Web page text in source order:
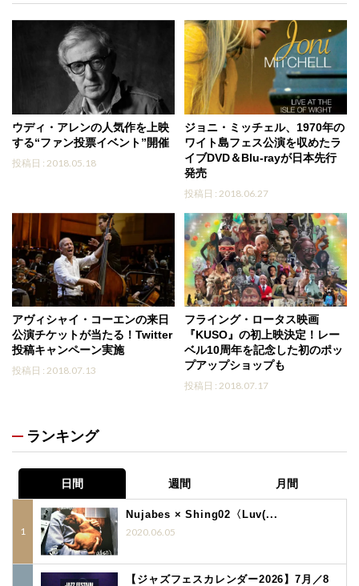
ウディ・アレンの人気作を上映
する“ファン投票イベント”開催
投稿日 : 2018.05.18
ジョニ・ミッチェル、1970年の
ワイト島フェス公演を収めたラ
イブDVD＆Blu-rayが日本先行
発売
投稿日 : 2018.06.27
アヴィシャイ・コーエンの来日
公演チケットが当たる！Twitter
投稿キャンペーン実施
投稿日 : 2018.07.13
フライング・ロータス映画
『KUSO』の初上映決定！レー
ベル10周年を記念した初のポッ
プアップショップも
投稿日 : 2018.07.17
ランキング
日間 週間 月間
Nujabes × Shing02〈Luv(...
2020.06.05
【ジャズフェスカレンダー2026】7月／8